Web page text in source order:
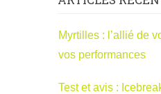
Myrtilles : l’allié de
vos performances
Test et avis :